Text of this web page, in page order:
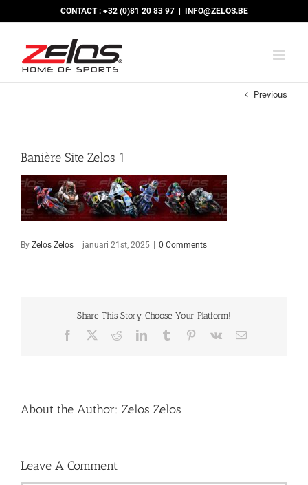
CONTACT : +32 (0)81 20 83 97 INFO@ZELOS.BE
Previous
Banière Site Zelos 1
By Zelos Zelos januari 21st, 2025 0 Comments
Share This Story, Choose Your Platform!
Facebook RedditLinkedInTumblr Pinterest
Vk Email
About the Author: Zelos Zelos
Leave A Comment